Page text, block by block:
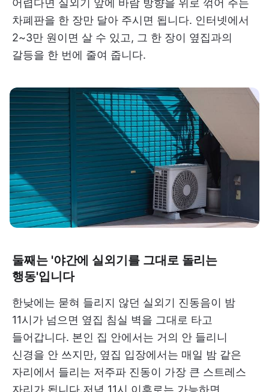
어렵다면 실외기 앞에 바람 방향을 위로 꺾어 주는
차폐판을 한 장만 달아 주시면 됩니다. 인터넷에서
2~3만 원이면 살 수 있고, 그 한 장이 옆집과의
갈등을 한 번에 줄여 줍니다.
둘째는 '야간에 실외기를 그대로 돌리는
행동'입니다
한낮에는 묻혀 들리지 않던 실외기 진동음이 밤
11시가 넘으면 옆집 침실 벽을 그대로 타고
들어갑니다. 본인 집 안에서는 거의 안 들리니
신경을 안 쓰지만, 옆집 입장에서는 매일 밤 같은
자리에서 들리는 저주파 진동이 가장 큰 스트레스
자리가 됩니다.저녁 11시 이후로는 가능하면